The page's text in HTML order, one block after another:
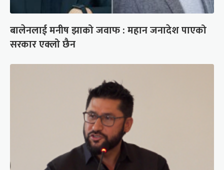
बालेनलाई मनीष झाको जवाफ : महान जनादेश पाएको
सरकार एक्लो छैन